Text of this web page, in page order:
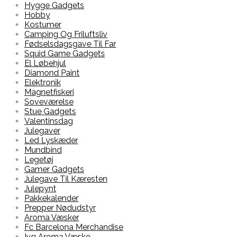
Hygge Gadgets
Hobby
Kostumer
Camping Og Friluftsliv
Fødselsdagsgave Til Far
Squid Game Gadgets
El Løbehjul
Diamond Paint
Elektronik
Magnetfiskeri
Soveværelse
Stue Gadgets
Valentinsdag
Julegaver
Led Lyskæder
Mundbind
Legetøj
Gamer Gadgets
Julegave Til Kæresten
Julepynt
Pakkekalender
Prepper Nødudstyr
Aroma Væsker
Fc Barcelona Merchandise